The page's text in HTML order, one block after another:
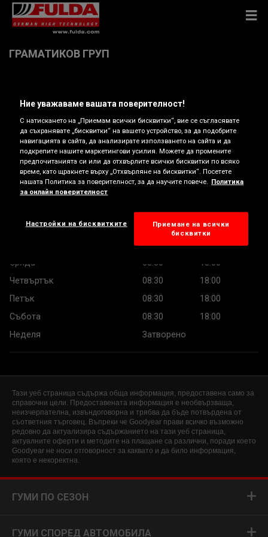
ГРАМАТИКОВ ГРУП
Показване на карта
Преглед на телефонен номер
rumen@gramatikov.info
Понеделник 08:30
18:00
08:30
18:00
Сряда
08:30
18:00
Четвъртък
08:30
18:00
Петък
08:30
18:00
Събота
08:30
18:00
Неделя
Затворено
Тази уеб страница съдържа обща информация, предоставена само за
справочни цели. Предоставената информация е необвързваща,
неизчерпателна, извъндоговорна и трябва да бъде потвърдена от
съответния търговец. Въпреки че Goodyear прави всичко възможно
редовно да актуализира съдържанието на тази уеб страница,
актуалните оферти и методите на плащане са различни, поради което
Goodyear не носи отговорност за каквато и да било информация,
която е некоректна.
ГУМИ ПО СЕЗОН
ГУМИ СПОРЕД АВТОМОБИЛА
Ние уважаваме вашата поверителност!
С натискането на „Приемам всички бисквитки“, вие се съгласявате
да съхранявате „бисквитки“ на вашето устройство, за да подобрите
навигацията в сайта, да анализирате използването на сайта и да
подкрепите нашите маркетингови усилия. Можете да промените
предпочитанията си или да отхвърлите всички бисквитки по всяко
време, като щракнете върху „Отхвърляне на бисквитки“. Посетете
нашата Политика за поверителност, за да научите повече.
Политика
за онлайн поверителност
Настройки на бисквитките
Приемане на всички
бисквитки